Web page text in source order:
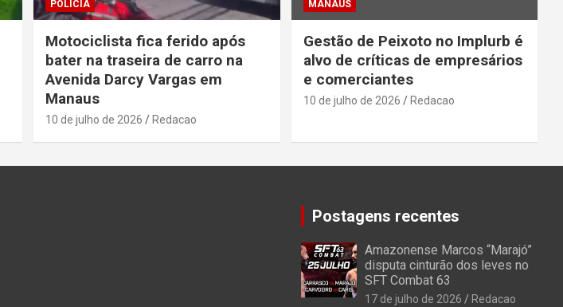
POLÍCIA
Motociclista fica ferido após
bater na traseira de carro na
Avenida Darcy Vargas em
Manaus
10 de julho de 2026 Redacao
MANAUS
Gestão de Peixoto no Implurb é
alvo de críticas de empresários
e comerciantes
10 de julho de 2026 Redacao
Postagens recentes
Amazonense Marcos “Marajó”
disputa cinturão dos leves no
SFT Combat 63
17 de julho de 2026 Redacao